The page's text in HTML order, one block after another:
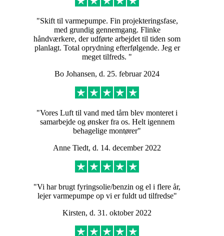
vælge den rigtige
størrelse på
varmepumpen. Selvom
du mange andre steder
vil kunne finde simple
regneregler, så er det
mere kompleks end som
så. OK hjælper dig med
at anskaffe den korrekt
dimensionerede
varmepumpe til dine
behov.
"Skift til varmepumpe. Fin projekteringsfase,
med grundig gennemgang. Flinke
håndværkere, der udførte arbejdet til tiden som
planlagt. Total oprydning efterfølgende. Jeg er
meget tilfreds. "
Bo Johansen, d. 25. februar 2024
"Vores Luft til vand med tårn blev monteret i
samarbejde og ønsker fra os. Helt igennem
behagelige montører"
Anne Tiedt, d. 14. december 2022
"Vi har brugt fyringsolie/benzin og el i flere år,
lejer varmepumpe op vi er fuldt ud tilfredse"
Kirsten, d. 31. oktober 2022